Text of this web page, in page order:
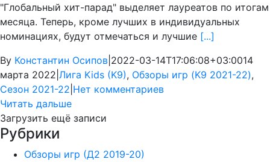
"Глобальный хит-парад" выделяет лауреатов по итогам
месяца. Теперь, кроме лучших в индивидуальных
номинациях, будут отмечаться и лучшие [...]
By Константин Осипов 2022-03-14T17:06:08+03:0014
марта 2022 Лига Kids (K9), Обзоры игр (K9 2021-22),
Сезон 2021-22 Нет комментариев
Читать дальше
Загрузить ещё записи
Рубрики
Обзоры игр (Д2 2019-20)